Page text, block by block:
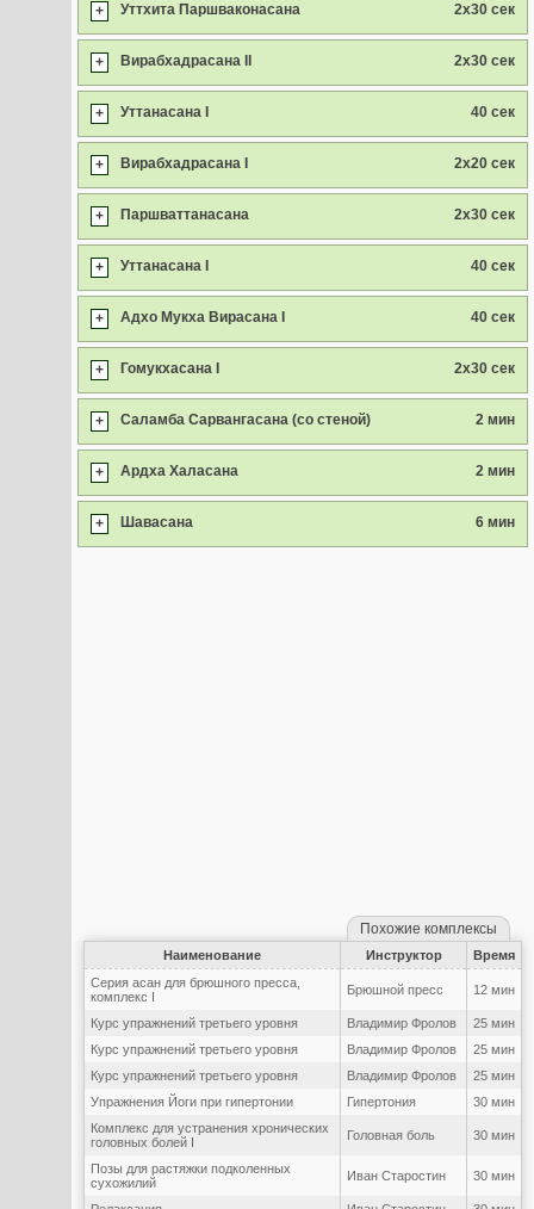
+ Уттхита Паршваконасана 2x30 сек
+ Вирабхадрасана II 2x30 сек
+ Уттанасана I 40 сек
+ Вирабхадрасана I 2x20 сек
+ Паршваттанасана 2x30 сек
+ Уттанасана I 40 сек
+ Адхо Мукха Вирасана I 40 сек
+ Гомукхасана I 2x30 сек
+ Саламба Сарвангасана (со стеной) 2 мин
+ Ардха Халасана 2 мин
+ Шавасана 6 мин
Похожие комплексы
Наименование Инструктор
Время
Серия асан для брюшного пресса,
комплекс I
Брюшной пресс 12 мин
Курс упражнений третьего уровня Владимир Фролов
25 мин
Курс упражнений третьего уровня
Владимир Фролов
25 мин
Курс упражнений третьего уровня
Владимир Фролов
25 мин
Упражнения Йоги при гипертонии
Гипертония
30 мин
Комплекс для устранения хронических
головных болей I
Головная боль 30 мин
Позы для растяжки подколенных
сухожилий
Иван Старостин 30 мин